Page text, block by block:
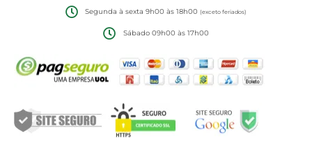
Segunda à sexta 9h00 às 18h00(exceto feriados)
Sábado 09h00 às 17h00